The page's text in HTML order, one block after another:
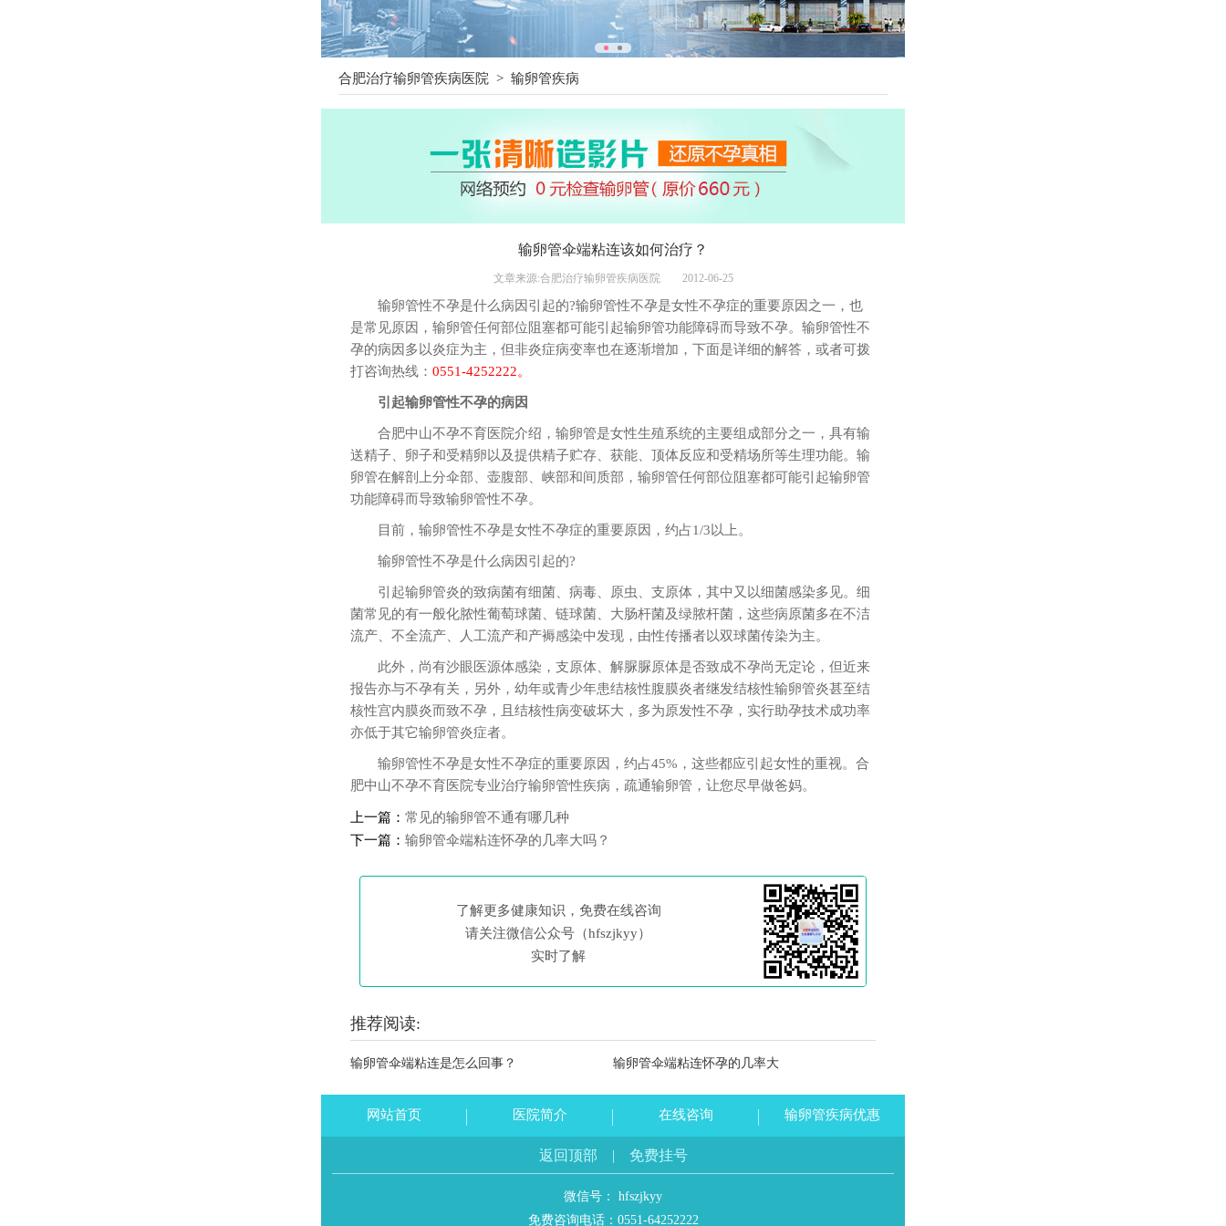
合肥治疗输卵管疾病医院 >输卵管疾病
输卵管伞端粘连该如何治疗？
文章来源:合肥治疗输卵管疾病医院 2012-06-25
输卵管性不孕是什么病因引起的?输卵管性不孕是女性不孕症的重要原因之一，也
是常见原因，输卵管任何部位阻塞都可能引起输卵管功能障碍而导致不孕。输卵管性不
孕的病因多以炎症为主，但非炎症病变率也在逐渐增加，下面是详细的解答，或者可拨
打咨询热线： 0551-4252222。
引起输卵管性不孕的病因
合肥中山不孕不育医院介绍，输卵管是女性生殖系统的主要组成部分之一，具有输
送精子、卵子和受精卵以及提供精子贮存、获能、顶体反应和受精场所等生理功能。输
卵管在解剖上分伞部、壶腹部、峡部和间质部，输卵管任何部位阻塞都可能引起输卵管
功能障碍而导致输卵管性不孕。
目前，输卵管性不孕是女性不孕症的重要原因，约占1/3以上。
输卵管性不孕是什么病因引起的?
引起输卵管炎的致病菌有细菌、病毒、原虫、支原体，其中又以细菌感染多见。细
菌常见的有一般化脓性葡萄球菌、链球菌、大肠杆菌及绿脓杆菌，这些病原菌多在不洁
流产、不全流产、人工流产和产褥感染中发现，由性传播者以双球菌传染为主。
此外，尚有沙眼医源体感染，支原体、解脲脲原体是否致成不孕尚无定论，但近来
报告亦与不孕有关，另外，幼年或青少年患结核性腹膜炎者继发结核性输卵管炎甚至结
核性宫内膜炎而致不孕，且结核性病变破坏大，多为原发性不孕，实行助孕技术成功率
亦低于其它输卵管炎症者。
输卵管性不孕是女性不孕症的重要原因，约占45%，这些都应引起女性的重视。合
肥中山不孕不育医院专业治疗输卵管性疾病，疏通输卵管，让您尽早做爸妈。
上一篇： 常见的输卵管不通有哪几种
下一篇： 输卵管伞端粘连怀孕的几率大吗？
了解更多健康知识，免费在线咨询
请关注微信公众号（hfszjkyy）
实时了解
推荐阅读:
输卵管伞端粘连是怎么回事？ 输卵管伞端粘连怀孕的几率大
网站首页 医院简介 在线咨询 输卵管疾病优惠
返回顶部 | 免费挂号
微信号： hfszjkyy
免费咨询电话： 0551-64252222